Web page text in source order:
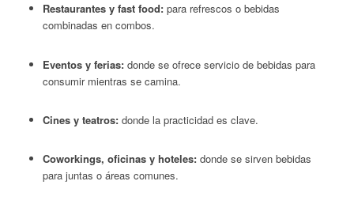
Restaurantes y fast food:para refrescos o bebidas
combinadas en combos.
Eventos y ferias:donde se ofrece servicio de bebidas para
consumir mientras se camina.
Cines y teatros:donde la practicidad es clave.
Coworkings, oficinas y hoteles:donde se sirven bebidas
para juntas o áreas comunes.